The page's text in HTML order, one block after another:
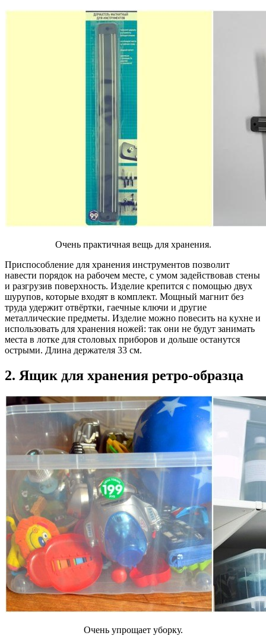
Очень практичная вещь для хранения.
Приспособление для хранения инструментов позволит
навести порядок на рабочем месте, с умом задействовав стены
и разгрузив поверхность. Изделие крепится с помощью двух
шурупов, которые входят в комплект. Мощный магнит без
труда удержит отвёртки, гаечные ключи и другие
металлические предметы. Изделие можно повесить на кухне и
использовать для хранения ножей: так они не будут занимать
места в лотке для столовых приборов и дольше останутся
острыми. Длина держателя 33 см.
2. Ящик для хранения ретро-образца
Очень упрощает уборку.